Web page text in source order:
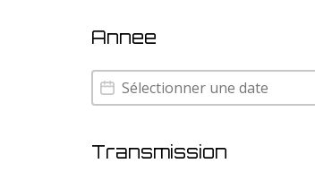
Annee
Annee
Annee
Transmission